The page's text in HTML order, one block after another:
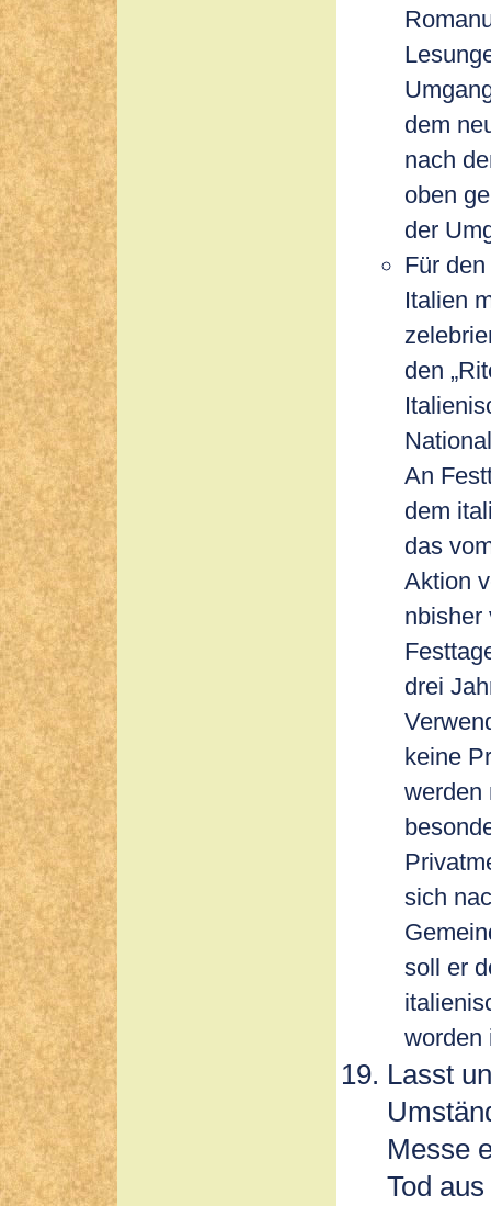
dem
nach
oben
der
Für
Italien
den
An
dem
das
Aktion
nbisher
drei
keine
werden
sich
soll er
worden
Lasst
Messe
Tod